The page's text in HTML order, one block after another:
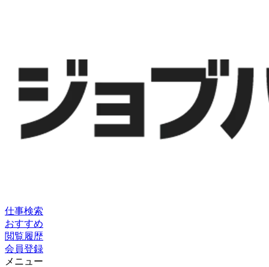
仕事検索
おすすめ
閲覧履歴
会員登録
メニュー